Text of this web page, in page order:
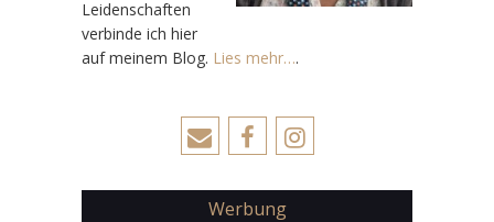
Leidenschaften
verbinde ich hier
auf meinem Blog. Lies mehr….
Werbung